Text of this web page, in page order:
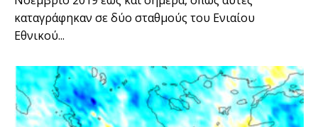
καταγράφηκαν σε δύο σταθμούς του Ενιαίου
Εθνικού...